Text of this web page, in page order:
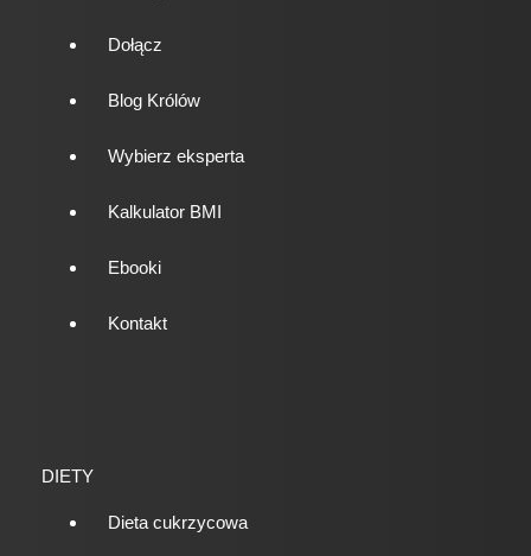
Dołącz
Blog Królów
Wybierz eksperta
Kalkulator BMI
Ebooki
Kontakt
DIETY
Dieta cukrzycowa